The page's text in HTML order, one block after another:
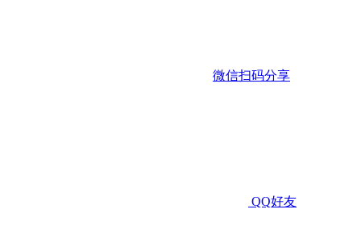
微信扫码分享
QQ好友